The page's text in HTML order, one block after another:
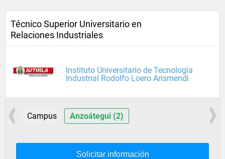
Técnico Superior Universitario en
Relaciones Industriales
Instituto Universitario de Tecnología
Industrial Rodolfo Loero Arismendi
Campus Anzoátegui (2)
Solicitar información